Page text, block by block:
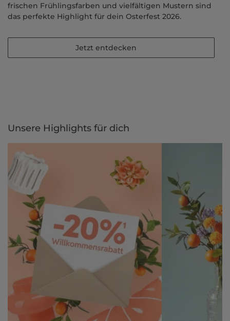
frischen Frühlingsfarben und vielfältigen Mustern sind
das perfekte Highlight für dein Osterfest 2026.
Jetzt entdecken
Unsere Highlights für dich